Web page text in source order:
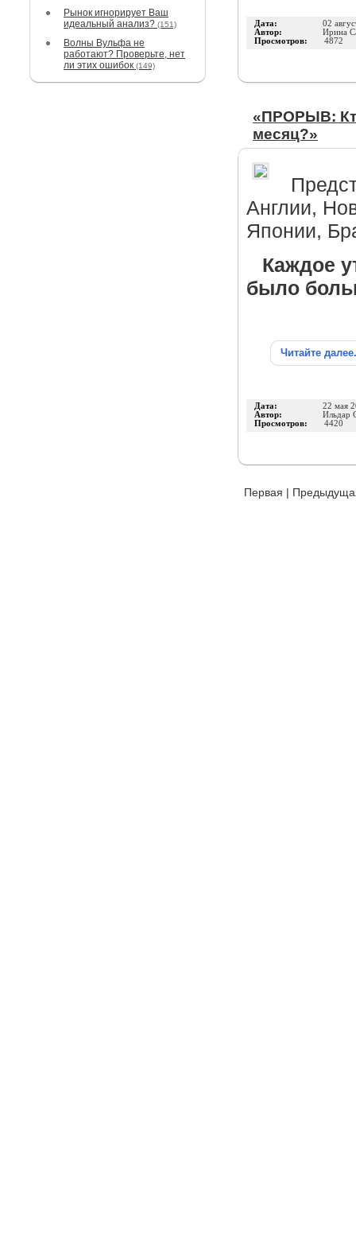
Рынок игнорирует Ваш
идеальный анализ? (151)
Волны Вульфа не
работают? Проверьте, нет
ли этих ошибок (149)
Дата: 02
Автор: Ирина
Просмотров: 4872
«ПРОРЫВ:
месяц?»
Англии,
Японии,
Каждое
было
Читайте
Дата: 22 мая
Автор: Ильдар
Просмотров: 4420
Первая |